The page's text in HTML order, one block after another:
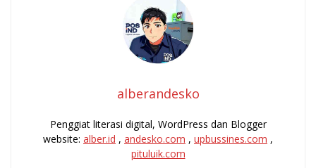
alberandesko
Penggiat literasi digital, WordPress dan Blogger
website: alber.id , andesko.com , upbussines.com ,
pituluik.com